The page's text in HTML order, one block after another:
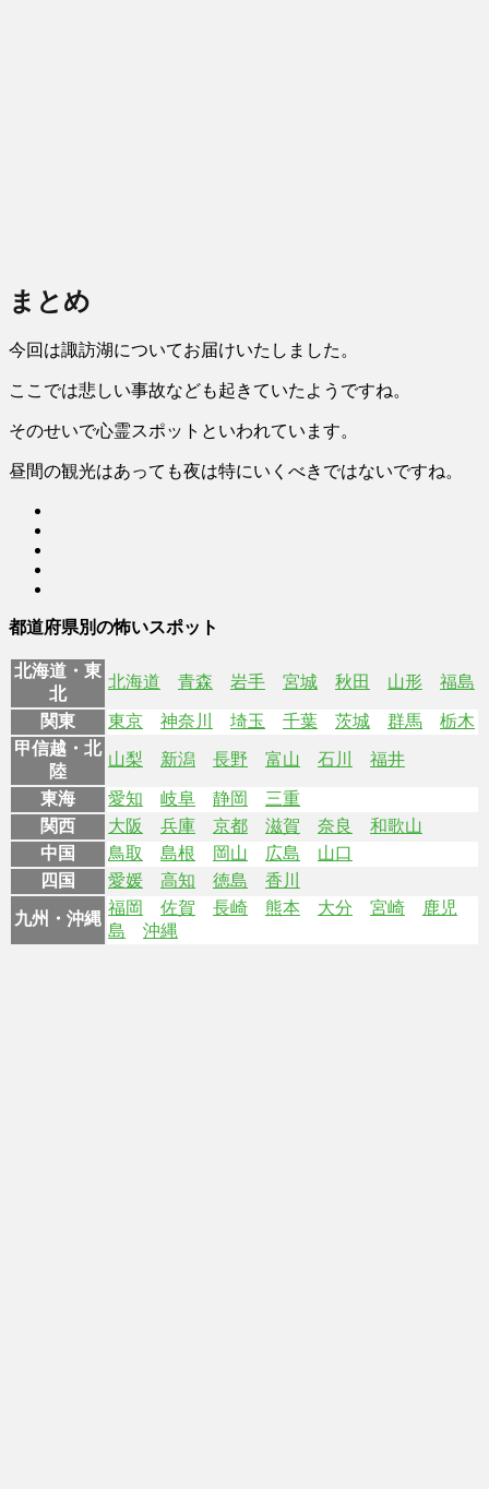
まとめ
今回は諏訪湖についてお届けいたしました。
ここでは悲しい事故なども起きていたようですね。
そのせいで心霊スポットといわれています。
昼間の観光はあっても夜は特にいくべきではないですね。
都道府県別の怖いスポット
北海道・東
北
北海道 青森 岩手 宮城 秋田 山形 福島
関東 東京 神奈川 埼玉 千葉 茨城 群馬
栃木
甲信越・北
陸
山梨 新潟 長野 富山 石川 福井
東海 愛知 岐阜 静岡
三重
関西
大阪 兵庫 京都 滋賀 奈良
和歌山
中国
鳥取 島根 岡山 広島
山口
四国
愛媛 高知 徳島 香川
九州・沖縄
福岡 佐賀 長崎 熊本 大分 宮崎
鹿児
島
沖縄